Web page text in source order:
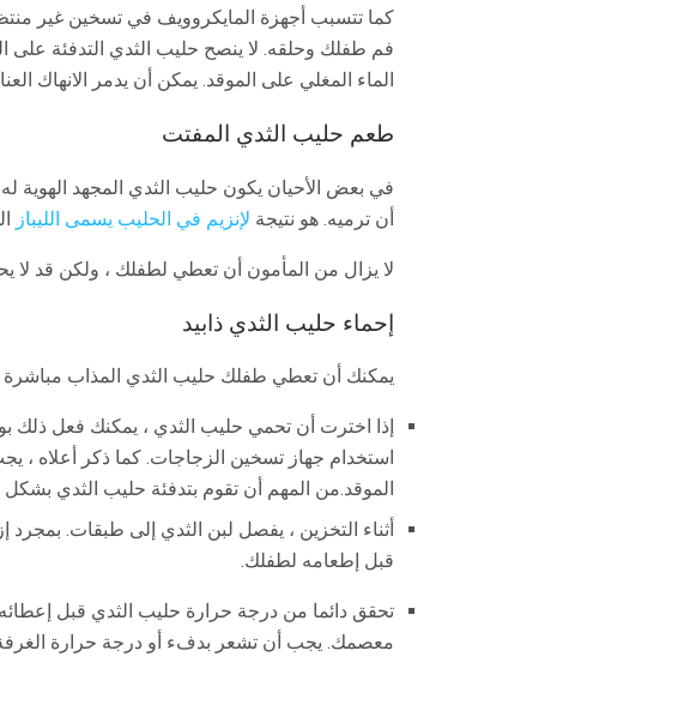
كما تتسبب أجهزة المايكروويف في تسخين غير
فم طفلك وحلقه. لا ينصح حليب الثدي التدفئة
الماء المغلي على الموقد. يمكن أن يدمر الانهاك
طعم حليب الثدي المفتت
في بعض الأحيان يكون حليب الثدي المجهد الهوية له
أن ترميه. هو نتيجة لإنزيم في الحليب يسمى الليباز
لا يزال من المأمون أن تعطي لطفلك ، ولكن قد
إحماء حليب الثدي ذابيد
يمكنك أن تعطي طفلك حليب الثدي المذاب مباشرة
إذا اخترت أن تحمي حليب الثدي ، يمكنك فعل ذلك
استخدام جهاز تسخين الزجاجات. كما ذكر أعلاه
الموقد.من المهم أن تقوم بتدفئة حليب الثدي
أثناء التخزين ، يفصل لبن الثدي إلى طبقات.
قبل إطعامه لطفلك.
تحقق دائما من درجة حرارة حليب الثدي قبل
معصمك. يجب أن تشعر بدفء أو درجة حرارة الغرفة.